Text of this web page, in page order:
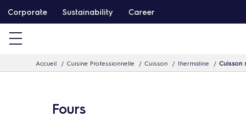
a
Corporate Sustainability Career
Accueil Cuisine Professionnelle Cuisson thermaline Cuisson
Fours